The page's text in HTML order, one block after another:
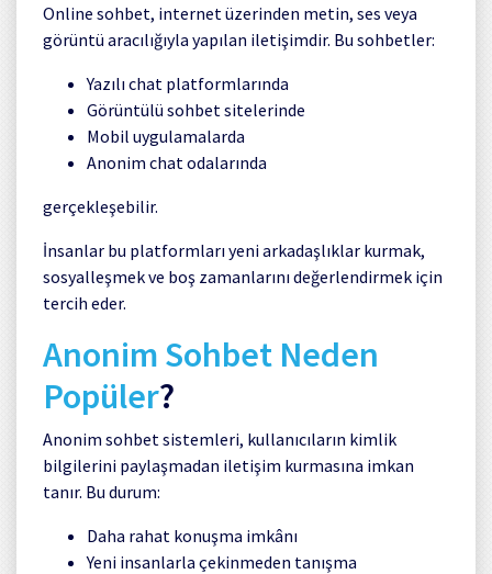
Online sohbet, internet üzerinden metin, ses veya
görüntü aracılığıyla yapılan iletişimdir. Bu sohbetler:
Yazılı chat platformlarında
Görüntülü sohbet sitelerinde
Mobil uygulamalarda
Anonim chat odalarında
gerçekleşebilir.
İnsanlar bu platformları yeni arkadaşlıklar kurmak,
sosyalleşmek ve boş zamanlarını değerlendirmek için
tercih eder.
Anonim Sohbet Neden
Popüler?
Anonim sohbet sistemleri, kullanıcıların kimlik
bilgilerini paylaşmadan iletişim kurmasına imkan
tanır. Bu durum:
Daha rahat konuşma imkânı
Yeni insanlarla çekinmeden tanışma